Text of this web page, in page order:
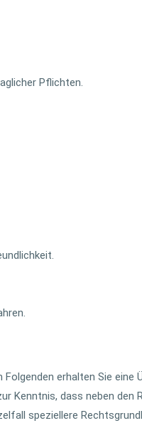
Pflichten.
Folgenden erhalten Sie eine
Kenntnis, dass neben
speziellere